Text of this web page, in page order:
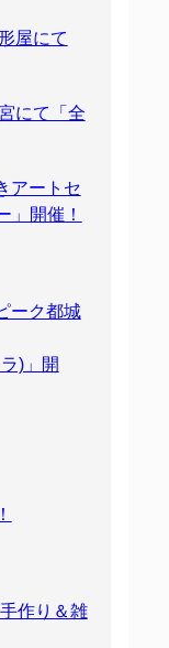
屋にて
にて「全
アートセ
」開催！
ーク都城
)」開
作り＆雑